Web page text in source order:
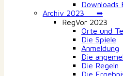
Downloads
Archiv 2023 ➡
RegVor 2023
Orte und
Die Spiele
Anmeldung
Die
Die Regeln
Die